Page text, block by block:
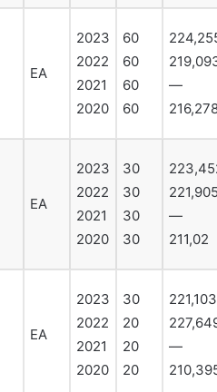
EA
2023
2022
2021
2020
60
60
60
60
—
EA
2023
2022
2021
2020
30
30
30
30
—
211,02
EA
2023
2022
2021
2020
30
20
20
20
221,103
—